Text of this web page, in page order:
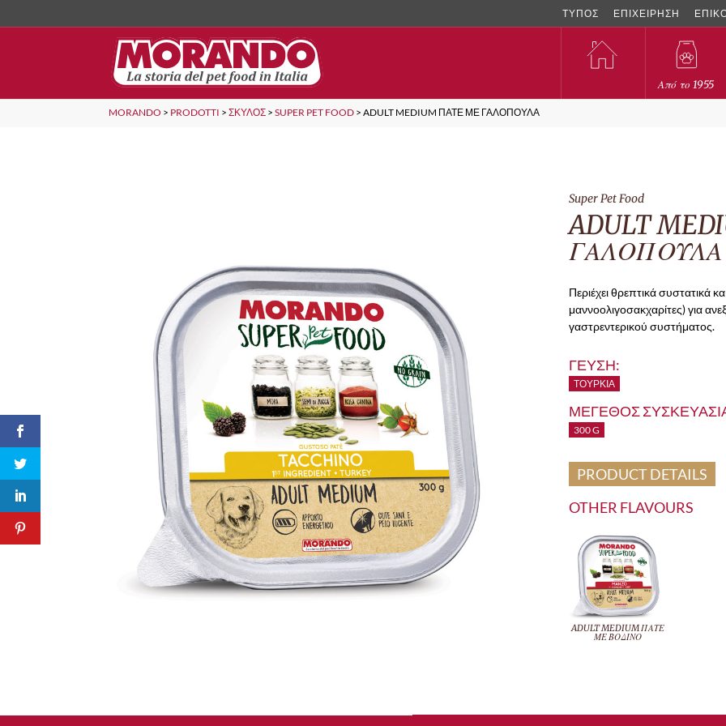
ΤΥΠΟΣ ΕΠΙΧΕΙΡΗΣΗ
Από το 1955
MORANDO > PRODOTTI >ΣΚΎΛΟΣ >SUPER PET FOOD >ADULT MEDIUM ΠΑΤΕ ΜΕ ΓΑΛΟΠΟΥΛΑ
Super Pet Food
ADULT
ΓΑΛΟΠΟΥΛΑ
Περιέχει θρεπτικά συστατικά
μαννοολιγοσακχαρίτες) για
γαστρεντερικού συστήματος.
ΓΕΥΣΗ:
ΤΟΥΡΚΊΑ
ΜΕΓΕΘΟΣ
300 G
PRODUCT DETAILS
OTHER FLAVOURS
ADULT MEDIUM ΠΑΤΕ
ΜΕ ΒΟΔΙΝΟ